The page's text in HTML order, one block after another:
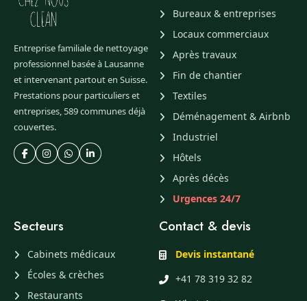
Entreprise familiale de nettoyage
professionnel basée à Lausanne
et intervenant partout en Suisse.
Prestations pour particuliers et
entreprises, 589 communes déjà
couvertes.
Bureaux & entreprises
Locaux commerciaux
Après travaux
Fin de chantier
Textiles
Déménagement & Airbnb
Industriel
Hôtels
Après décès
Urgences 24/7
Secteurs
Cabinets médicaux
Écoles & crèches
Restaurants
Contact & devis
Devis instantané
+41 78 319 32 82